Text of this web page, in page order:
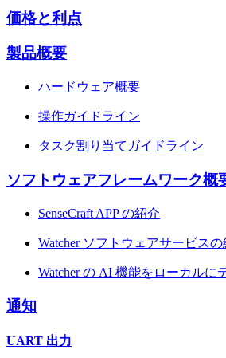
価格と利点
製品概要
ハードウェア概要
操作ガイドライン
タスク割り当てガイドライン
ソフトウェアフレームワーク概
SenseCraft APP の紹介
Watcher ソフトウェアサービスの
Watcher の AI 機能をローカルに
通知
UART 出力